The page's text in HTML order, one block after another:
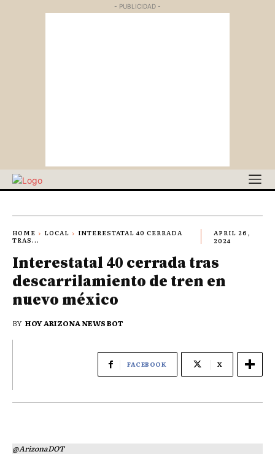
- PUBLICIDAD -
HOME LOCAL
INTERESTATAL 40 CERRADA
TRAS...
APRIL 26,
2024
Interestatal 40 cerrada tras
descarrilamiento de tren en
nuevo méxico
BY HOY ARIZONA NEWS BOT
FACEBOOK X
@ArizonaDOT